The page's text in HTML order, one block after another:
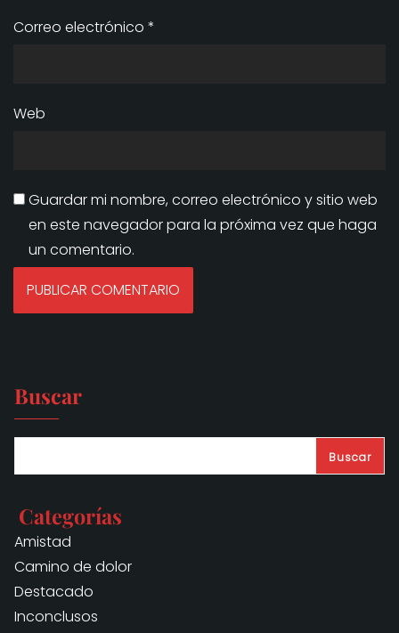
Correo electrónico *
Web
Guardar mi nombre, correo electrónico y sitio web
en este navegador para la próxima vez que haga
un comentario.
Buscar
Buscar
Categorías
Amistad
Camino de dolor
Destacado
Inconclusos